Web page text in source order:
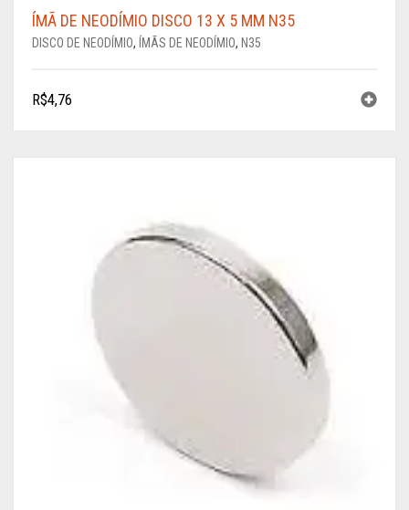
ÍMÃ DE NEODÍMIO DISCO 13 X 5 MM N35
DISCO DE NEODÍMIO, ÍMÃS DE NEODÍMIO, N35
R$4,76